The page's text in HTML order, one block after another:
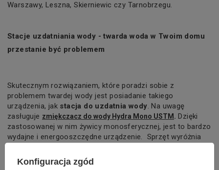
Warszawy, Leszna, Skierniewic czy Tarnobrzegu.
Stacje uzdatniania wody - twarda woda w Twoim domu
przestanie być problemem
Skutecznym rozwiązaniem, które poradzi sobie z
problemem twardej wody jest posiadanie takiego
urządzenia, jak stacja do uzdatnia wody. Na uwagę
zasługuje zmiękczacz do wody Hydra Mono USTM . Dzięki
zastosowanej w nim żywicy monosferycznej, jest to bardzo
wydajne i energooszczędne urządzenie.
Sprzęt wyróżnia
objętościowa, która jest wyposażona w by-pass. Ten
nowoczesny zmiękczacz o 30 – litrowej pojemności złoża,
Konfiguracja zgód